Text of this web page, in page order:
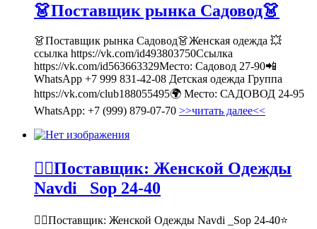
👗Поставщик рынка Садовод👗
👗Поставщик рынка Садовод👗Женская одежда 💥
ссылка https://vk.com/id493803750Ссылка
https://vk.com/id563663329Место: Садовод 27-90📲
WhatsApp +7 999 831-42-08 Детская одежда Группа
https://vk.com/club188055495🌍 Место: САДОВОД 24-95
WhatsApp: +7 (999) 879-07-70 >>читать далее<<
💁‍♂Поставщик: Женской Одежды
Navdi _Sop 24-40
💁‍♂Поставщик: Женской Одежды Navdi _Sop 24-40⭐